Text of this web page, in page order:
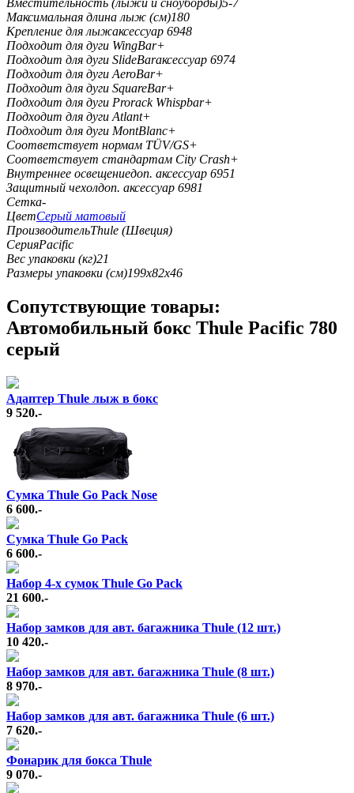
Максимальная длина лыж (см)180
Крепление для лыжаксессуар 6948
Подходит для дуги WingBar+
Подходит для дуги SlideBarаксессуар 6974
Подходит для дуги AeroBar+
Подходит для дуги SquareBar+
Подходит для дуги Prorack Whispbar+
Подходит для дуги Atlant+
Подходит для дуги MontBlanc+
Соответствует нормам TÜV/GS+
Соответствует стандартам City Crash+
Внутреннее освещениедоп. аксессуар 6951
Защитный чехолдоп. аксессуар 6981
Сетка-
ЦветСерый матовый
ПроизводительThule (Швеция)
СерияPacific
Вес упаковки (кг)21
Размеры упаковки (см)199x82x46
Cопутствующие товары:
Автомобильный бокс Thule Pacific 780
серый
Адаптер Thule лыж в бокс
9 520.-
Сумка Thule Go Pack Nose
6 600.-
Сумка Thule Go Pack
6 600.-
Набор 4-х сумок Thule Go Pack
21 600.-
Набор замков для авт. багажника Thule (12 шт.)
10 420.-
Набор замков для авт. багажника Thule (8 шт.)
8 970.-
Набор замков для авт. багажника Thule (6 шт.)
7 620.-
Фонарик для бокса Thule
9 070.-